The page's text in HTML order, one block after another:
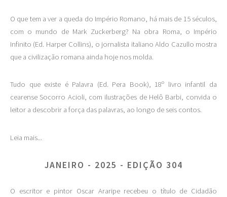
O que tem a ver a queda do Império Romano, há mais de 15 séculos,
com o mundo de Mark Zuckerberg? Na obra Roma, o Império
Infinito (Ed. Harper Collins), o jornalista italiano Aldo Cazullo mostra
que a civilização romana ainda hoje nos molda.
Tudo que existe é Palavra (Ed. Pera Book), 18º livro infantil da
cearense Socorro Acioli, com ilustrações de Helô Barbi, convida o
leitor a descobrir a força das palavras, ao longo de seis contos.
Leia mais...
JANEIRO - 2025 - EDIÇÃO 304
O escritor e pintor Oscar Araripe recebeu o título de Cidadão